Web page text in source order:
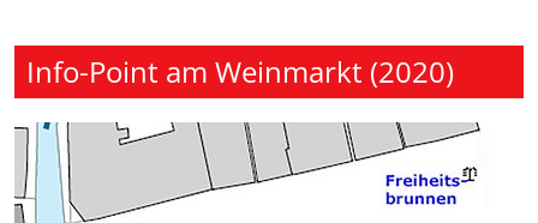
Info-Point am Weinmarkt (2020)